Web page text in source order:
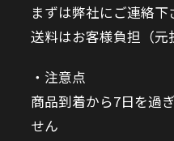
まずは弊社にご連絡下
送料はお客様負担（元
注意点
商品到着から7日を過
せん